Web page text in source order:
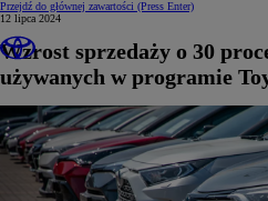
Przejdź do głównej zawartości (Press Enter)
12 lipca 2024
Wzrost sprzedaży o 30
używanych w programie